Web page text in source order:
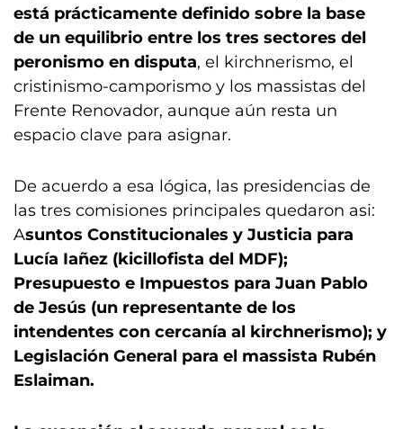
está prácticamente definido sobre la base
de un equilibrio entre los tres sectores del
peronismo en disputa, el kirchnerismo, el
cristinismo-camporismo y los massistas del
Frente Renovador, aunque aún resta un
espacio clave para asignar.
De acuerdo a esa lógica, las presidencias de
las tres comisiones principales quedaron asi:
Asuntos Constitucionales y Justicia para
Lucía Iañez (kicillofista del MDF);
Presupuesto e Impuestos para Juan Pablo
de Jesús (un representante de los
intendentes con cercanía al kirchnerismo); y
Legislación General para el massista Rubén
Eslaiman.